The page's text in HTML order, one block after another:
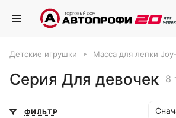
Детские игрушки Масса для лепки
Серия Для девочек 8
ФИЛЬТР